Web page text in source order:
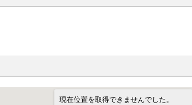
現在位置を取得できませんでした。